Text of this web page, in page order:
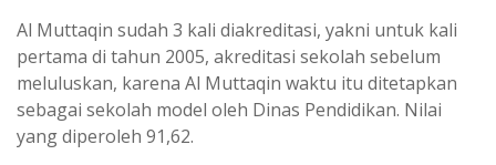
Al Muttaqin sudah 3 kali diakreditasi, yakni untuk kali
pertama di tahun 2005, akreditasi sekolah sebelum
meluluskan, karena Al Muttaqin waktu itu ditetapkan
sebagai sekolah model oleh Dinas Pendidikan. Nilai
yang diperoleh 91,62.